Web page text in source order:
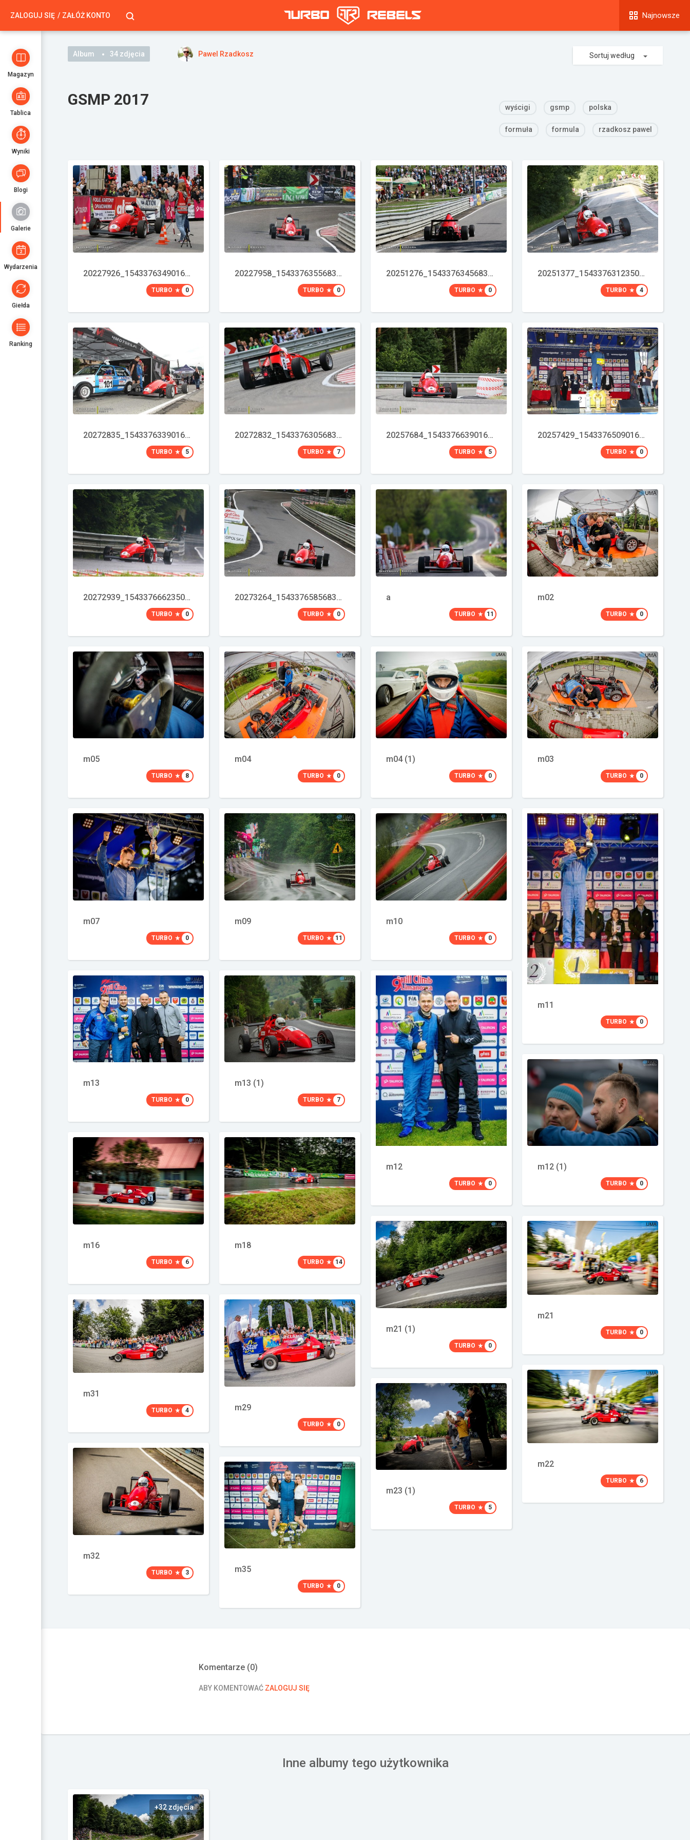
ZALOGUJ SIĘ ZAŁÓŻ KONTO Najnowsze
Magazyn
Tablica
Wyniki
Blogi
Galerie
Wydarzenia
Giełda
Ranking
Album 34 zdjęcia Pawel Rzadkosz Sortuj według
GSMP 2017 wyścigi gsmp polska
formuła formula rzadkosz pawel
20251377_1543376312350160_157033178_o
TURBO 4
20257429_1543376509016807_716563325_o
TURBO 0
m02
TURBO 0
m03
TURBO 0
m11
TURBO 0
m12 (1)
TURBO 0
m21
TURBO 0
m22
TURBO 6
20251276_1543376345683490_1763370007_o
TURBO 0
20257684_1543376639016794_1432662588_o
TURBO 5
a
TURBO 11
m04 (1)
TURBO 0
m10
TURBO 0
m12
TURBO 0
m21 (1)
TURBO 0
m23 (1)
TURBO 5
20227958_1543376355683489_647270152_o
TURBO 0
20272832_1543376305683494_1051659959_o
TURBO 7
20273264_1543376585683466_1419959831_o
TURBO 0
m04
TURBO 0
m09
TURBO 11
m13 (1)
TURBO 7
m18
TURBO 14
m29
TURBO 0
m35
TURBO 0
20227926_1543376349016823_1145854350_o
TURBO 0
20272835_1543376339016824_657303586_o
TURBO 5
20272939_1543376662350125_95426282_o
TURBO 0
m05
TURBO 8
m07
TURBO 0
m13
TURBO 0
m16
TURBO 6
m31
TURBO 4
m32
TURBO 3
Komentarze (0)
ABY KOMENTOWAĆ ZALOGUJ SIĘ
Inne albumy tego użytkownika
+32 zdjęcia